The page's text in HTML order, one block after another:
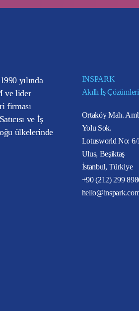
yılında
ve lider
firması
ve İş
ülkelerinde
INSPARK
Akıllı İş Çözümleri
Ortaköy Mah.
Yolu Sok.
Lotusworld No:
Ulus, Beşiktaş
İstanbul, Türkiye
+90 (212) 299